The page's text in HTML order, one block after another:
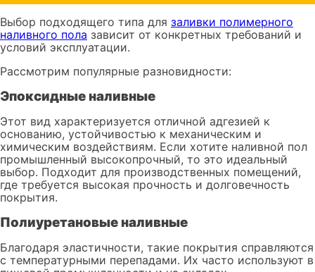
Выбор подходящего типа для заливки полимерного
наливного пола зависит от конкретных требований и
условий эксплуатации.
Рассмотрим популярные разновидности:
Эпоксидные наливные
Этот вид характеризуется отличной адгезией к
основанию, устойчивостью к механическим и
химическим воздействиям. Если хотите наливной пол
промышленный высокопрочный, то это идеальный
выбор. Подходит для производственных помещений,
где требуется высокая прочность и долговечность
покрытия.
Полиуретановые наливные
Благодаря эластичности, такие покрытия справляются
с температурными перепадами. Их часто используют в